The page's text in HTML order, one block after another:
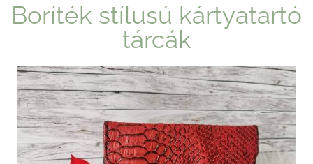
Boríték stílusú kártyatartó
tárcák